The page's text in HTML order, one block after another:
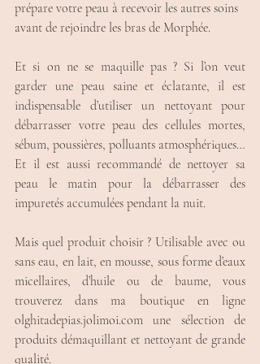
prépare votre peau à recevoir les autres soins
avant de rejoindre les bras de Morphée.
Et si on ne se maquille pas ? Si l’on veut
garder une peau saine et éclatante, il est
indispensable d’utiliser un nettoyant pour
débarrasser votre peau des cellules mortes,
sébum, poussières, polluants atmosphériques…
Et il est aussi recommandé de nettoyer sa
peau le matin pour la débarrasser des
impuretés accumulées pendant la nuit.
Mais quel produit choisir ? Utilisable avec ou
sans eau, en lait, en mousse, sous forme d’eaux
micellaires, d’huile ou de baume, vous
trouverez dans ma boutique en ligne
olghitadepias.jolimoi.com une sélection de
produits démaquillant et nettoyant de grande
qualité.